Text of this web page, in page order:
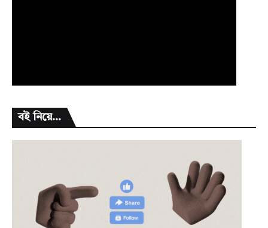
বই নিয়ে...